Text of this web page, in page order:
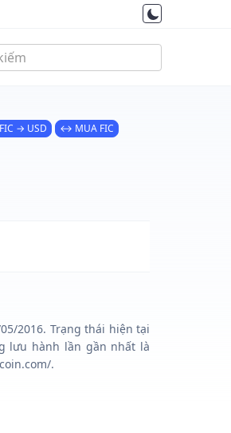
→ USD ↔ MUA FIC
2016. Trạng thái hiện tại
lưu hành lần gần nhất là
.